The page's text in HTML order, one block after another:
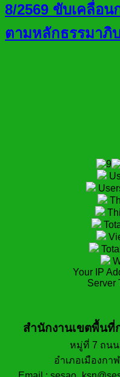
8/2569 ขับเคลื่อ
ตามหลักธรรมาภิ
Your IP
Server
สำนักงานเขตพื้น
หมู่ที่ 7 ถน
อำเภอเมืองกา